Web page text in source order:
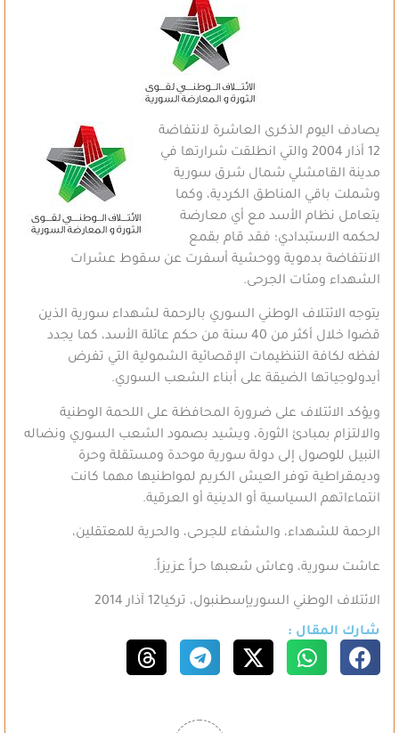
يصادف اليوم الذكرى العاشرة لانتفاضة
12 أذار 2004 والتي انطلقت شرارتها في
مدينة القامشلي شمال شرق سورية
وشملت باقي المناطق الكردية، وكما
يتعامل نظام الأسد مع أي معارضة
لحكمه الاستبدادي؛ فقد قام بقمع
الانتفاضة بدموية ووحشية أسفرت عن سقوط عشرات
الشهداء ومئات الجرحى.
يتوجه الائتلاف الوطني السوري بالرحمة لشهداء سورية الذين
قضوا خلال أكثر من 40 سنة من حكم عائلة الأسد، كما يجدد
لفظه لكافة التنظيمات الإقصائية الشمولية التي تفرض
أيدولوجياتها الضيقة على أبناء الشعب السوري.
ويؤكد الائتلاف على ضرورة المحافظة على اللحمة الوطنية
والالتزام بمبادئ الثورة، ويشيد بصمود الشعب السوري ونضاله
النبيل للوصول إلى دولة سورية موحدة ومستقلة وحرة
وديمقراطية توفر العيش الكريم لمواطنيها مهما كانت
انتماءاتهم السياسية أو الدينية أو العرقية.
الرحمة للشهداء، والشفاء للجرحى، والحرية للمعتقلين،
عاشت سورية، وعاش شعبها حراً عزيزاً.
الائتلاف الوطني السوريإسطنبول، تركيا12 آذار 2014
شارك المقال :